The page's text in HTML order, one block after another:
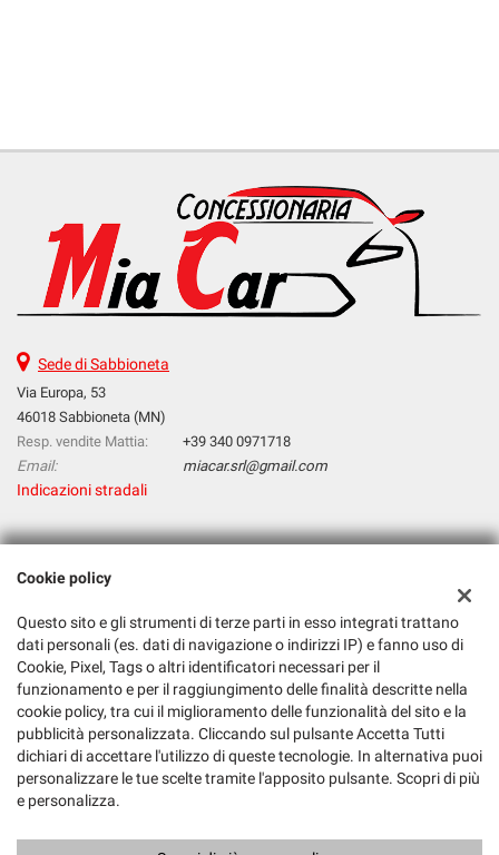
Sede di Sabbioneta
Via Europa, 53
46018 Sabbioneta (MN)
Resp. vendite Mattia:
+39 340 0971718
Email:
miacar.srl@gmail.com
Indicazioni stradali
Dati fiscali:
Mia Car S.R.L.
Via Europa, 53, 46018, Sabbioneta (MN)
C.F/P.IVA:02526610205
Registro delle imprese:MN
Cookie policy
Questo sito e gli strumenti di terze parti in esso integrati trattano
dati personali (es. dati di navigazione o indirizzi IP) e fanno uso di
Cookie, Pixel, Tags o altri identificatori necessari per il
funzionamento e per il raggiungimento delle finalità descritte nella
cookie policy, tra cui il miglioramento delle funzionalità del sito e la
pubblicità personalizzata. Cliccando sul pulsante Accetta Tutti
dichiari di accettare l'utilizzo di queste tecnologie. In alternativa puoi
personalizzare le tue scelte tramite l'apposito pulsante. Scopri di più
e personalizza.